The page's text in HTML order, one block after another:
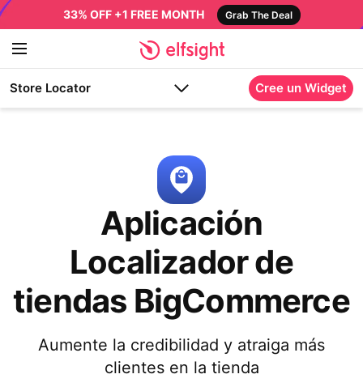
33% OFF +1 FREE MONTH Grab The Deal
Store Locator Cree un Widget
Aplicación
Localizador de
tiendas BigCommerce
Aumente la credibilidad y atraiga más
clientes en la tienda